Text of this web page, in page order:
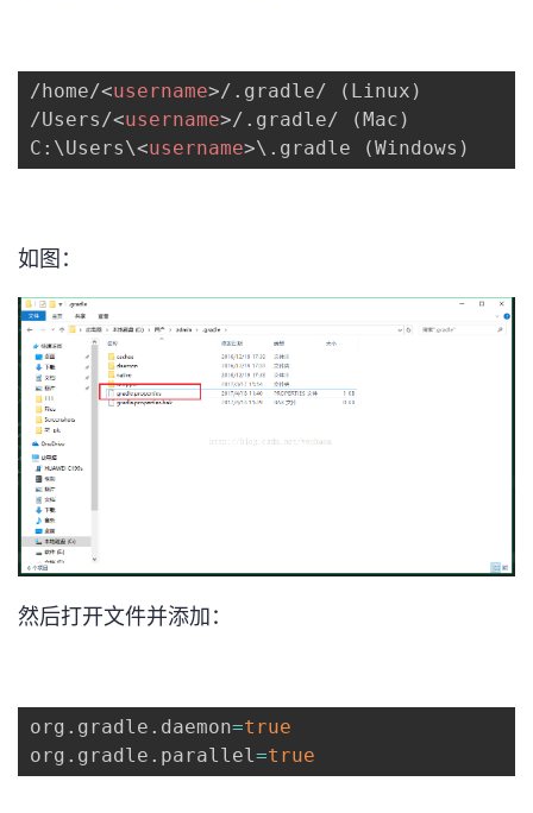
子
直
播
的
活
我
的
我
开
发
者
学
堂
我
程
认
证
的
实
我
的
的
Programs
我
的
支
持
我
的
支
持
我
声
建
/home/<username>/.gradle/ (Linux)
/Users/<username>/.gradle/ (Mac)
C:\Users\<username>\.gradle (Windows)
如图：
然后打开文件并添加：
org . gradle . daemon=true
org . gradle . parallel=true